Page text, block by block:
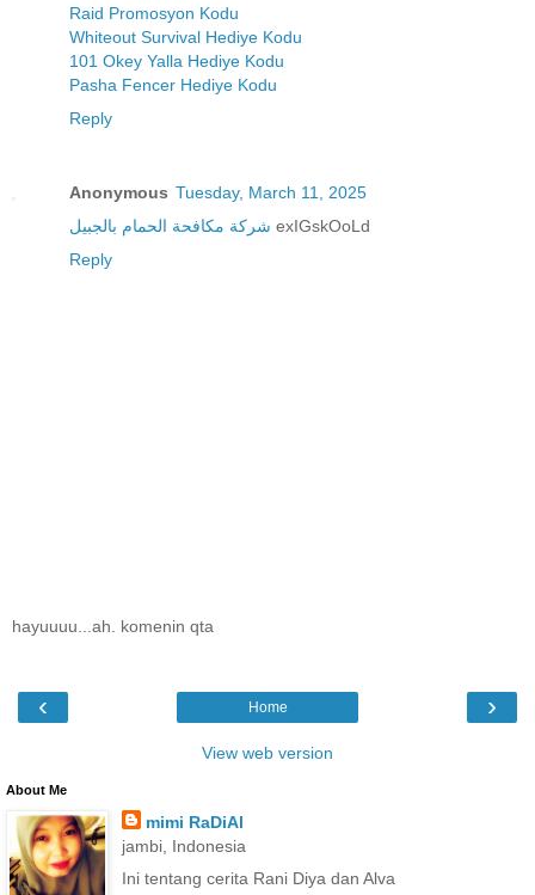
Raid Promosyon Kodu
Whiteout Survival Hediye Kodu
101 Okey Yalla Hediye Kodu
Pasha Fencer Hediye Kodu
Reply
Anonymous Tuesday, March 11, 2025
شركة مكافحة الحمام بالجبيل exIGskOoLd
Reply
hayuuuu...ah. komenin qta
‹ ›
Home
View web version
About Me
mimi RaDiAl
jambi, Indonesia
Ini tentang cerita Rani Diya dan Alva